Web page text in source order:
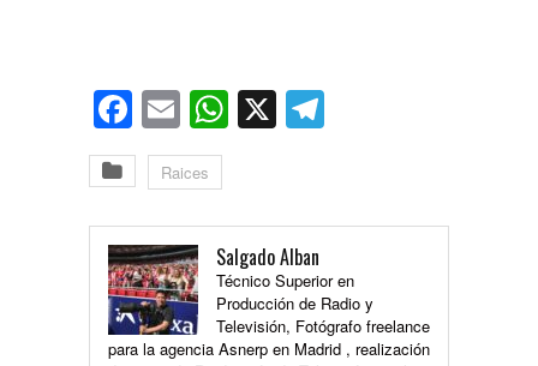
Facebook
EmailWhatsApp
X
Raices
Salgado Alban
Técnico Superior en
Producción de Radio y
Televisión, Fotógrafo freelance
para la agencia Asnerp en Madrid , realización